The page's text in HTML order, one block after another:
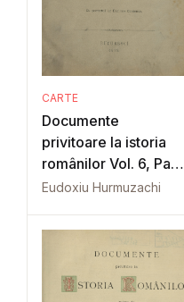
CARTE
Documente
privitoare la istoria
românilor Vol. 6, Part.
1
Eudoxiu Hurmuzachi